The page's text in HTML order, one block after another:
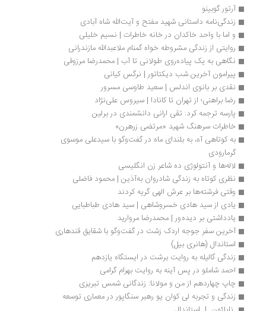
آرتور گوبینو
زندگی‌نامه داستانی شهید مفتح و آیت‌الله شاه آبادی
و اما با واحد خاکدان در خانه خاطرات | نسیم خلیلی
روایتی از زندگی مشروطه خواه گمنام ملاعبدالله مازندرانی
نگاهی به یک پیاده‌روی طولانی تا آب | محمدرضا مرزوقی
پیرامون آخرین شب دیکتاتور | نرگس کیانی
نقدی بر بانوی اندلس | سعید طاوسی مسرور
رضا براهنی؛ از تهران تا کانادا | سیروس علی‎نژاد
پارسه ترجمه کرد: تقی ارانی دانشمندی در برلین
خاطرات سرهنگ شهید «مرتضی زرهرن»
به کوتاهی آه، به بلندای ماه در گفت‌وگو با سیدعلی موسوی
گرمارودی
لاله‌ها و آنتولوژی ده شاعر زن انگلیسی
نظری کوتاه به زندگی شادروان به‌آذین | محمود فاضلی
وقتی فرشته‌ها بر عرش الهی گریه کردند
یادی از سید هادی خسروشاهی | سید هادی طباطبایی
یادداشتی بر دیده ور | محمدرضا مروارید
آخرین سفر جوجه اردک زشت در گفت‌وگو با شقایق قندهاری
استاندال (هانری بیل)
زندگی گالیله به روایت برشت در ایستگاه یازدهم
احمد شاملو در پس آینه به روایت بهرام گرامی
چاپ چهاردهم از من و مولانا: زندگانی شمس تبریزی
زندگی و تجربه لی کوان یو رهبر سنگاپور در معماری توسعه